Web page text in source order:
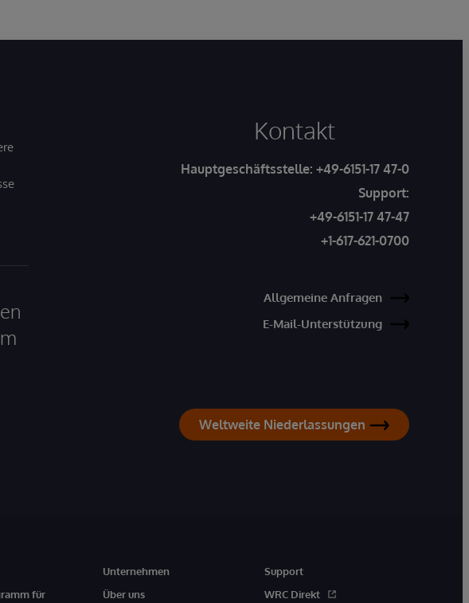
Kontakt
Hauptgeschäftsstelle: +49-6151-17 47-0
Support:
+49-6151-17 47-47
+1-617-621-0700
Allgemeine Anfragen
E-Mail-Unterstützung
Weltweite Niederlassungen
für
Unternehmen
Über uns
Support
WRC Direkt